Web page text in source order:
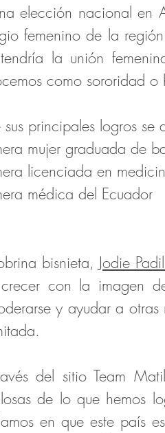
elección nacional en
femenino de la
la unión
como sororidad o
sus principales logros se
mujer graduada de
licenciada en
médica del Ecuador
bisnieta, Jodie
con la imagen
y ayudar a
del sitio Team
de lo que hemos
en que este país